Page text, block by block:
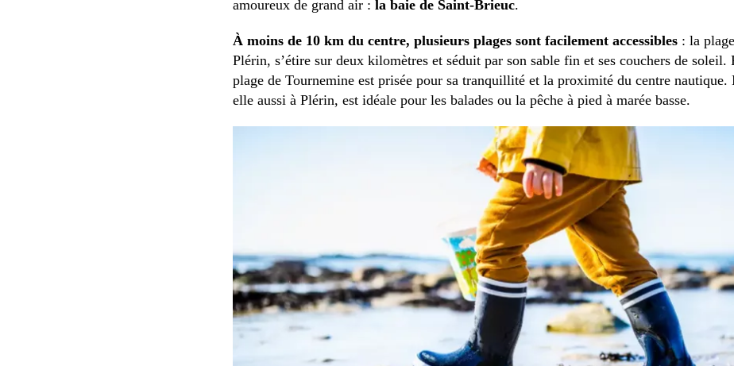
amoureux de grand air : la baie de Saint-Brieuc.
À moins de 10 km du centre, plusieurs plages sont facilement accessibles : la
Plérin, s’étire sur deux kilomètres et séduit par son sable fin et ses couchers de
plage de Tournemine est prisée pour sa tranquillité et la proximité du centre nautique.
elle aussi à Plérin, est idéale pour les balades ou la pêche à pied à marée basse.